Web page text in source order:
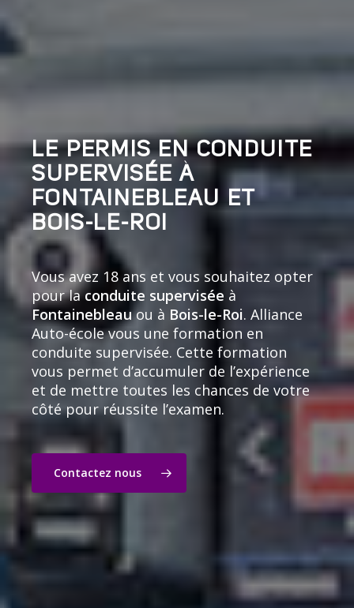
LE PERMIS EN CONDUITE
SUPERVISÉE À
FONTAINEBLEAU ET
BOIS-LE-ROI
Vous avez 18 ans et vous souhaitez opter
pour laconduite supervisée à
Fontainebleauou à Bois-le-Roi. Alliance
Auto-école vous une formation en
conduite supervisée. Cette formation
vous permet d’accumuler de l’expérience
et de mettre toutes les chances de votre
côté pour réussite l’examen.
Contactez nous